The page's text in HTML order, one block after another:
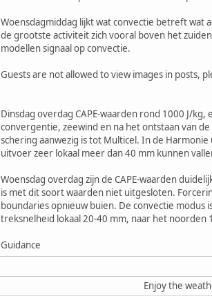
Woensdagmiddag lijkt wat convectie betreft wat
de grootste activiteit zich vooral boven het
modellen signaal op convectie.
Guests are not allowed to view images in posts,
Dinsdag overdag CAPE-waarden rond 1000 J/
convergentie, zeewind en na het ontstaan van
schering aanwezig is tot Multicel. In de
uitvoer zeer lokaal meer dan 40 mm kunnen
Woensdag overdag zijn de CAPE-waarden
is met dit soort waarden niet uitgesloten.
boundaries opnieuw buien. De convectie modus
treksnelheid lokaal 20-40 mm, naar het noorden
Guidance
Enjoy the